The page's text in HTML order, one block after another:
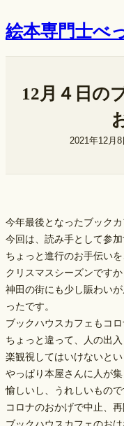
容
絵本専門士べ
12月４日の
2021年12月8
今年最後となったブックカ
今回は、読み手として参加
ちょっと進行のお手伝い
クリスマスシーズンですか
神田の街にも少し賑わい
ったです。
ブックハウスカフェもコ
ちょっと違って、人の出
楽観視してはいけないと
やっぱり本屋さんに人が
愉しいし、うれしいもので
コロナのおかげで中止、再